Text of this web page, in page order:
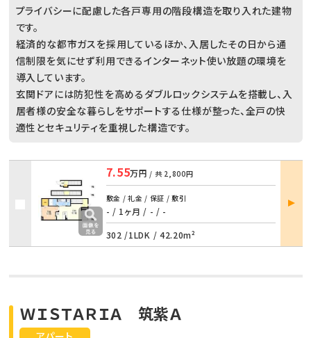
プライバシーに配慮した各戸専用の階段構造を取り入れた建物
です。
経済的な都市ガスを採用しているほか、入居したその日から通
信制限を気にせず利用できるインターネット使い放題の環境を
導入しています。
玄関ドアには防犯性を高めるダブルロックシステムを搭載し、入
居者様の安全な暮らしをサポートする仕様が整った、全戸の快
適性とセキュリティを重視した構造です。
7.55万円 / 共 2,800円
敷金 / 礼金 / 保証 / 敷引
- / 1ヶ月 / - / -
302 /1LDK / 42.20m²
部屋
詳細
ＷＩＳＴＡＲＩＡ 筑紫Ａ